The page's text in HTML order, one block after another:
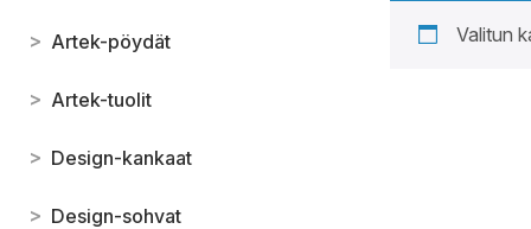
> Artek-pöydät
> Artek-tuolit
> Design-kankaat
> Design-sohvat
Valitun